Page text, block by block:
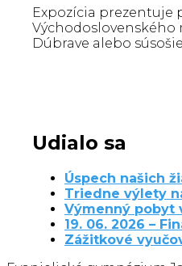
Expozícia prezentuje
Východoslovenského
Dúbrave alebo
Udialo sa
Úspech našich
Triedne výlety
Výmenný pobyt
19. 06. 2026 –
Zážitkové